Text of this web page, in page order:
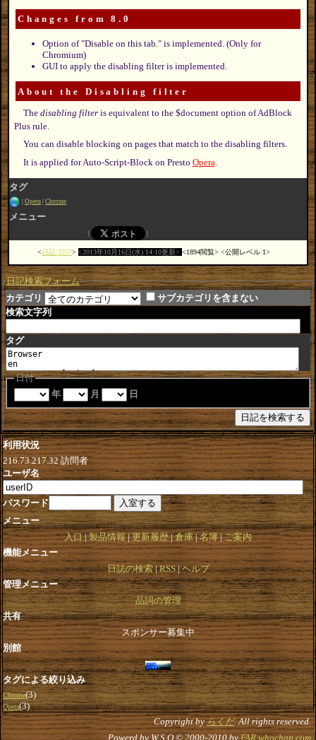
Changes from 8.0
Option of "Disable on this tab." is implemented. (Only for
Chromium)
GUI to apply the disabling filter is implemented.
About the Disabling filter
The disabling filteris equivalent to the $document option of AdBlock
Plus rule.
You can disable blocking on pages that match to the disabling filters.
It is applied for Auto-Script-Block on Presto Opera
タグ
Opera Chrome
メニュー
日記:3257 2013年10月16日(水) 14:10更新 1894閲覧 公開レベル 1
日記検索フォーム
カテゴリ
サブカテゴリを含まない
検索文字列
タグ
日付
年
月 日
利用状況
216.73.217.32訪問者
ユーザ名
パスワード
メニュー
入口 製品情報 更新履歴 倉庫 名簿 ご案内
機能メニュー
日誌の検索 RSS ヘルプ
管理メニュー
品詞の管理
共有
スポンサー募集中
別館
タグによる絞り込み
Chrome(3)
Opera(3)
Copyright byらくだ. All rights reserved.
Powerd by W.S.O © 2000-2010 by FAR.whochan.com